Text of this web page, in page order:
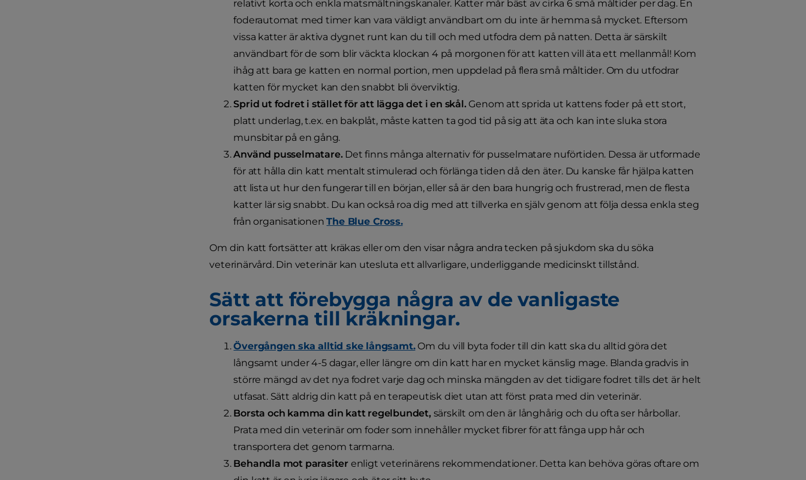
relativt korta och enkla matsmältningskanaler. Katter mår bäst av cirka 6 små måltider per dag. En
foderautomat med timer kan vara väldigt användbart om du inte är hemma så mycket. Eftersom
vissa katter är aktiva dygnet runt kan du till och med utfodra dem på natten. Detta är särskilt
användbart för de som blir väckta klockan 4 på morgonen för att katten vill äta ett mellanmål! Kom
ihåg att bara ge katten en normal portion, men uppdelad på flera små måltider. Om du utfodrar
katten för mycket kan den snabbt bli överviktig.
Sprid ut fodret i stället för att lägga det i en skål. Genom att sprida ut kattens foder på ett stort,
platt underlag, t.ex. en bakplåt, måste katten ta god tid på sig att äta och kan inte sluka stora
munsbitar på en gång.
Använd pusselmatare. Det finns många alternativ för pusselmatare nuförtiden. Dessa är utformade
för att hålla din katt mentalt stimulerad och förlänga tiden då den äter. Du kanske får hjälpa katten
att lista ut hur den fungerar till en början, eller så är den bara hungrig och frustrerad, men de flesta
katter lär sig snabbt. Du kan också roa dig med att tillverka en själv genom att följa dessa enkla steg
från organisationenThe Blue Cross.
Om din katt fortsätter att kräkas eller om den visar några andra tecken på sjukdom ska du söka
veterinärvård. Din veterinär kan utesluta ett allvarligare, underliggande medicinskt tillstånd.
Sätt att förebygga några av de vanligaste
orsakerna till kräkningar.
Övergången ska alltid ske långsamt.Om du vill byta foder till din katt ska du alltid göra det
långsamt under 4-5 dagar, eller längre om din katt har en mycket känslig mage. Blanda gradvis in
större mängd av det nya fodret varje dag och minska mängden av det tidigare fodret tills det är helt
utfasat. Sätt aldrig din katt på en terapeutisk diet utan att först prata med din veterinär.
Borsta och kamma din katt regelbundet, särskilt om den är långhårig och du ofta ser hårbollar.
Prata med din veterinär om foder som innehåller mycket fibrer för att fånga upp hår och
transportera det genom tarmarna.
Behandla mot parasiter enligt veterinärens rekommendationer. Detta kan behöva göras oftare om